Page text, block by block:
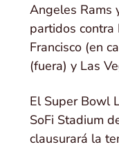
Angeles Rams
partidos contra
Francisco (en
(fuera) y Las
El Super Bowl
SoFi Stadium
clausurará la